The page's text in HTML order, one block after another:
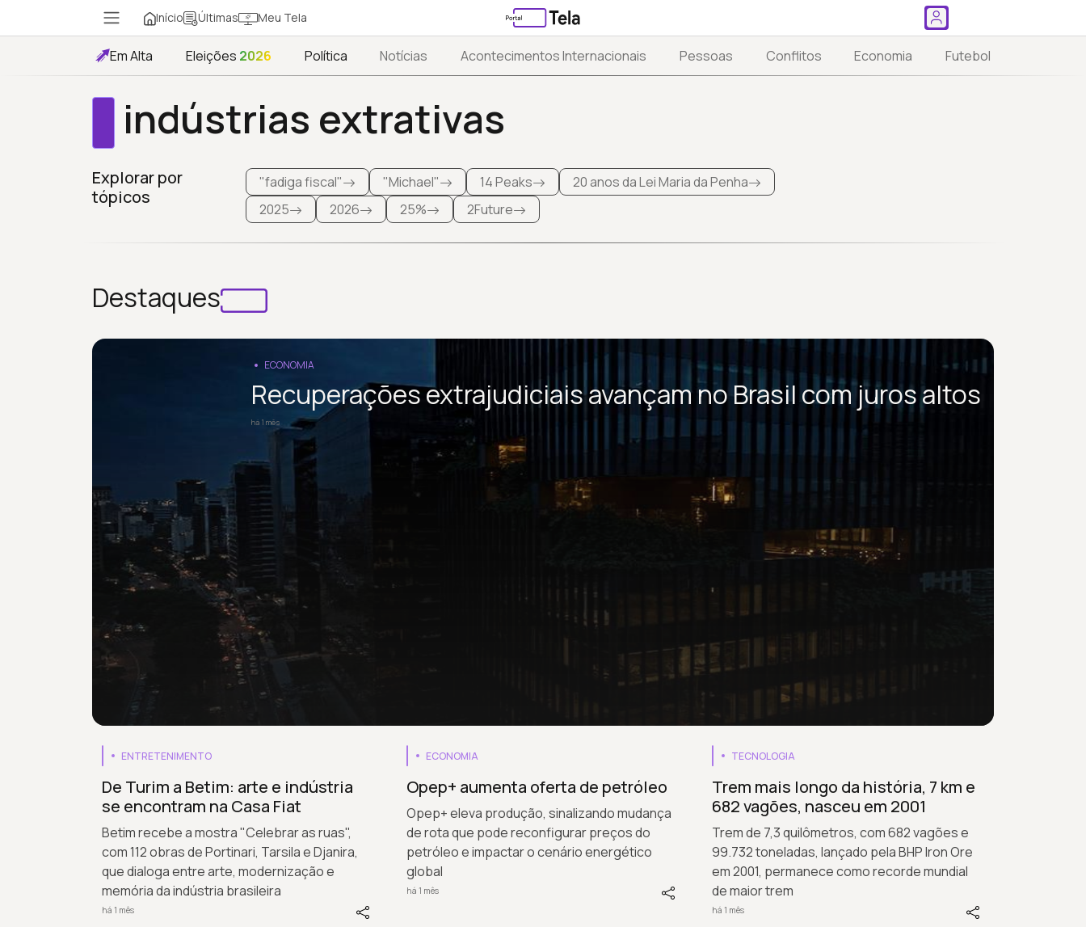
Início Últimas Meu Tela
Em Alta Eleições 2026 Política Notícias Acontecimentos Internacionais Pessoas Conflitos Economia Futebol
indústrias extrativas
Explorar por
tópicos
"fadiga fiscal" "Michael" 14 Peaks
20 anos da Lei Maria da Penha
2025
2026 25% 2Future
Destaques
ECONOMIA
Recuperações extrajudiciais avançam no Brasil com juros altos
há 1 mês
ENTRETENIMENTO
De Turim a Betim: arte e indústria
se encontram na Casa Fiat
Betim recebe a mostra "Celebrar as ruas",
com 112 obras de Portinari, Tarsila e Djanira,
que dialoga entre arte, modernização e
memória da indústria brasileira
há 1 mês
ECONOMIA
Opep+ aumenta oferta de petróleo
Opep+ eleva produção, sinalizando mudança
de rota que pode reconfigurar preços do
petróleo e impactar o cenário energético
global
há 1 mês
TECNOLOGIA
Trem mais longo da história, 7 km e
682 vagões, nasceu em 2001
Trem de 7,3 quilômetros, com 682 vagões e
99.732 toneladas, lançado pela BHP Iron Ore
em 2001, permanece como recorde mundial
de maior trem
há 1 mês